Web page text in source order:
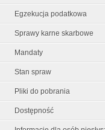
Egzekucja podatkowa
Sprawy karne skarbowe
Mandaty
Stan spraw
Pliki do pobrania
Dostępność